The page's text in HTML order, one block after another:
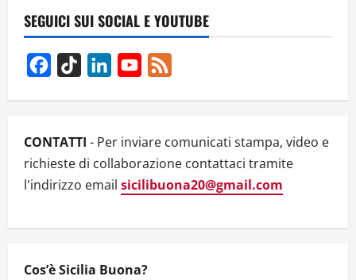
v
i
g
a
t
i
o
n
SEGUICI SUI SOCIAL E YOUTUBE
Facebook
TikTok LinkedInYouTube
CONTATTI - Per inviare comunicati stampa, video e
richieste di collaborazione contattaci tramite
l'indirizzo email sicilibuona20@gmail.com
Cos’è Sicilia Buona?